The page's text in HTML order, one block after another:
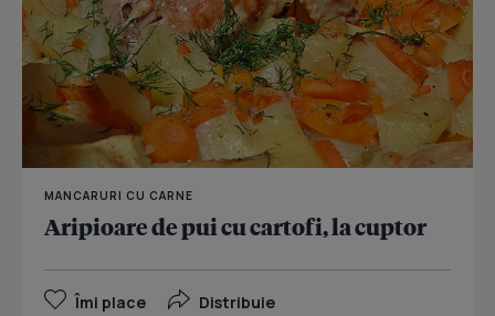
MANCARURI CU CARNE
Aripioare de pui cu cartofi, la cuptor
Îmi place Distribuie